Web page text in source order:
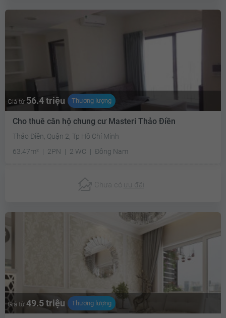
Giá từ 56.4 triệu Thương lượng
Cho thuê căn hộ chung cư Masteri Thảo Điền
Thảo Điền, Quận 2, Tp Hồ Chí Minh
63.47m²
2PN 2 WC Đông Nam
Chưa có ưu đãi
Giá từ 49.5 triệu Thương lượng